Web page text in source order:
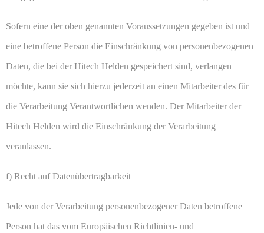
Sofern eine der oben genannten Voraussetzungen gegeben ist und
eine betroffene Person die Einschränkung von personenbezogenen
Daten, die bei der Hitech Helden gespeichert sind, verlangen
möchte, kann sie sich hierzu jederzeit an einen Mitarbeiter des für
die Verarbeitung Verantwortlichen wenden. Der Mitarbeiter der
Hitech Helden wird die Einschränkung der Verarbeitung
veranlassen.
f) Recht auf Datenübertragbarkeit
Jede von der Verarbeitung personenbezogener Daten betroffene
Person hat das vom Europäischen Richtlinien- und